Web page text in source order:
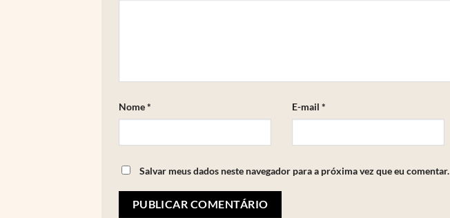
Nome* E-mail *
Salvar meus dados neste navegador para a próxima vez que eu comentar.